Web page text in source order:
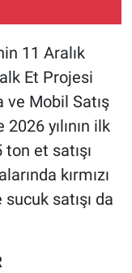
11 Aralık
Et Projesi
ve Mobil Satış
yılının ilk
et satışı
kırmızı
sucuk satışı da